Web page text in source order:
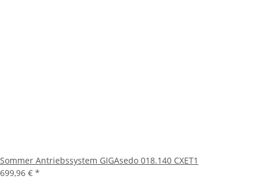
Sommer Antriebssystem GIGAsedo 018.140 CXET1
699,96 € *